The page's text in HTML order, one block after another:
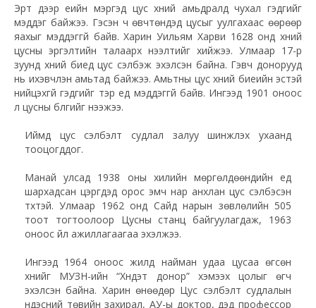
Эрт дээр үеийн мэргэд цус хүний амьдралд чухал гэдгийг
мэддэг байжээ. Гэсэн ч өвчтөнүүдэд цусыг уулгахаас өөрөөр
яахыг мэддэггүй байв. Харин Уильям Харви 1628 онд хүний
цусны эргэлтийн талаарх нээлтийг хийжээ. Улмаар 17-р
зуунд хүний биед цус сэлбэж эхэлсэн байна. Гэвч донорууд
нь ихэвчлэн амьтад байжээ. Амьтны цус хүний биеийн эстэй
нийцэхгүй гэдгийг тэр үед мэддэггүй байв. Ингээд 1901 оноос
л цусны бүлгийг нээжээ.
Иймд цус сэлбэлт судлал залуу шинжлэх ухаанд
тооцогддог.
Манай улсад 1938 оны хилийн мөргөлдөөнүүдийн үед
шархадсан цэргүүдэд орос эмч нар анхлан цус сэлбэсэн
түүхтэй. Улмаар 1962 онд Сайд нарын зөвлөлийн 505
тоот тогтоолоор Цусны станц байгуулагдаж, 1963
оноос үйл ажиллагаагаа эхэлжээ.
Ингээд 1964 оноос жилд найман удаа цусаа өгсөн
хүнийг МУЗН-ийн “Хүндэт донор” хэмээх цолыг өгч
эхэлсэн байна. Харин өнөөдөр Цус сэлбэлт судлалын
үндэсний төвийн захирал, АУ-ы доктор, дэд профессор